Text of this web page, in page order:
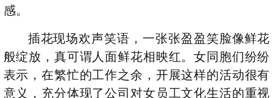
感。
插花现场欢声笑语，一张张盈盈笑脸像鲜花
般绽放，真可谓人面鲜花相映红。女同胞们纷纷
表示，在繁忙的工作之余，开展这样的活动很有
意义，充分体现了公司对女员工文化生活的重视